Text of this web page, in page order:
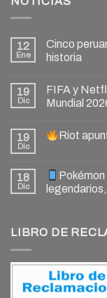
12
Ene
Cinco
historia
19
Dic
FIFA y
Mundial
19
Dic
Riot
18
Dic
LIBRO DE